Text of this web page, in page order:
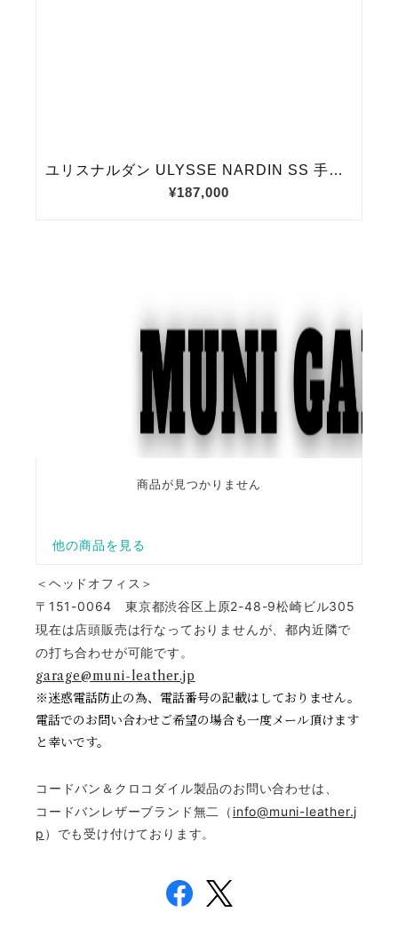
＜ヘッドオフィス＞
〒151-0064 東京都渋谷区上原2-48-9松崎ビル305
現在は店頭販売は行なっておりませんが、都内近隣で
の打ち合わせが可能です。
garage@muni-leather.jp
※迷惑電話防止の為、電話番号の記載はしておりません。
電話でのお問い合わせご希望の場合も一度メール頂けます
と幸いです。
コードバン＆クロコダイル製品のお問い合わせは、
コードバンレザーブランド無二（ info@muni-leather.j
p ）でも受け付けております。